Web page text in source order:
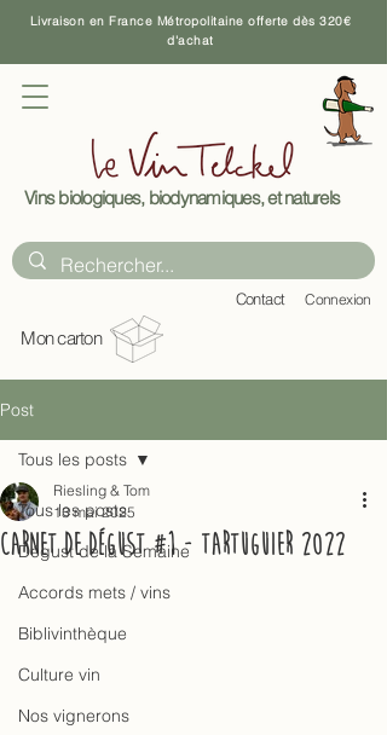
Livraison en France Métropolitaine offerte dès 320€
d'achat
Vins biologiques, biodynamiques, et naturels
Mon carton
Contact Connexion
Post
Tous les posts
Dégust de la Semaine
Accords mets / vins
Biblivinthèque
Culture vin
Nos vignerons
Tous les posts
Carnet de dégust #1 - Tartuguier 2022
Riesling & Tom
13 mai 2025